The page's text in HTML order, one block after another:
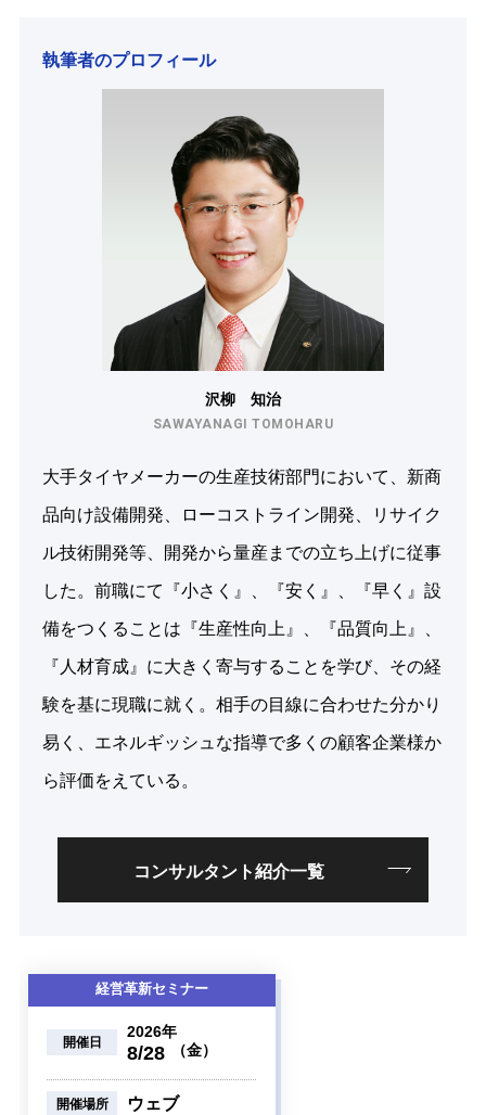
執筆者のプロフィール
沢柳 知治
SAWAYANAGI TOMOHARU
大手タイヤメーカーの生産技術部門において、新商
品向け設備開発、ローコストライン開発、リサイク
ル技術開発等、開発から量産までの立ち上げに従事
した。前職にて『小さく』、『安く』、『早く』設
備をつくることは『生産性向上』、『品質向上』、
『人材育成』に大きく寄与することを学び、その経
験を基に現職に就く。相手の目線に合わせた分かり
易く、エネルギッシュな指導で多くの顧客企業様か
ら評価をえている。
コンサルタント紹介一覧
経営革新セミナー
開催日
2026年
8/28 （金）
開催場所 ウェブ